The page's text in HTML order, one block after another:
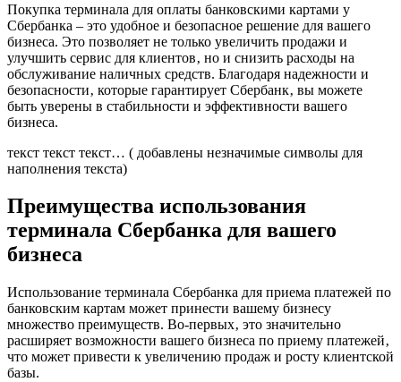
Покупка терминала для оплаты банковскими картами у
Сбербанка – это удобное и безопасное решение для вашего
бизнеса. Это позволяет не только увеличить продажи и
улучшить сервис для клиентов‚ но и снизить расходы на
обслуживание наличных средств. Благодаря надежности и
безопасности‚ которые гарантирует Сбербанк‚ вы можете
быть уверены в стабильности и эффективности вашего
бизнеса.
текст текст текст… ( добавлены незначимые символы для
наполнения текста)
Преимущества использования
терминала Сбербанка для вашего
бизнеса
Использование терминала Сбербанка для приема платежей по
банковским картам может принести вашему бизнесу
множество преимуществ. Во-первых‚ это значительно
расширяет возможности вашего бизнеса по приему платежей‚
что может привести к увеличению продаж и росту клиентской
базы.